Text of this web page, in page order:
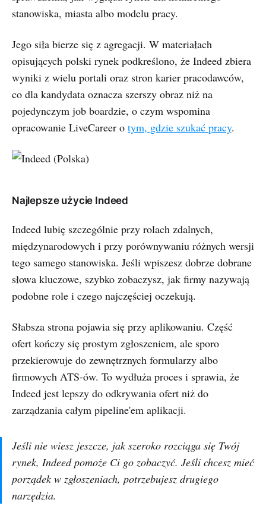
stanowiska, miasta albo modelu pracy.
Jego siła bierze się z agregacji. W materiałach
opisujących polski rynek podkreślono, że Indeed zbiera
wyniki z wielu portali oraz stron karier pracodawców,
co dla kandydata oznacza szerszy obraz niż na
pojedynczym job boardzie, o czym wspomina
opracowanie LiveCareer o tym, gdzie szukać pracy.
Najlepsze użycie Indeed
Indeed lubię szczególnie przy rolach zdalnych,
międzynarodowych i przy porównywaniu różnych wersji
tego samego stanowiska. Jeśli wpiszesz dobrze dobrane
słowa kluczowe, szybko zobaczysz, jak firmy nazywają
podobne role i czego najczęściej oczekują.
Słabsza strona pojawia się przy aplikowaniu. Część
ofert kończy się prostym zgłoszeniem, ale sporo
przekierowuje do zewnętrznych formularzy albo
firmowych ATS-ów. To wydłuża proces i sprawia, że
Indeed jest lepszy do odkrywania ofert niż do
zarządzania całym pipeline'em aplikacji.
Jeśli nie wiesz jeszcze, jak szeroko rozciąga się Twój
rynek, Indeed pomoże Ci go zobaczyć. Jeśli chcesz mieć
porządek w zgłoszeniach, potrzebujesz drugiego
narzędzia.